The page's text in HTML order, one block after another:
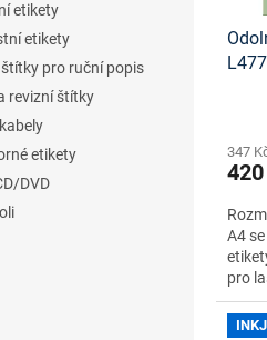
etikety
etikety
pro ruční popis
revizní štítky
etikety
DVD
347
A4
pro